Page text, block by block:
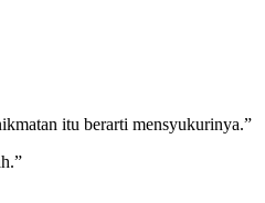
itu berarti mensyukurinya.”